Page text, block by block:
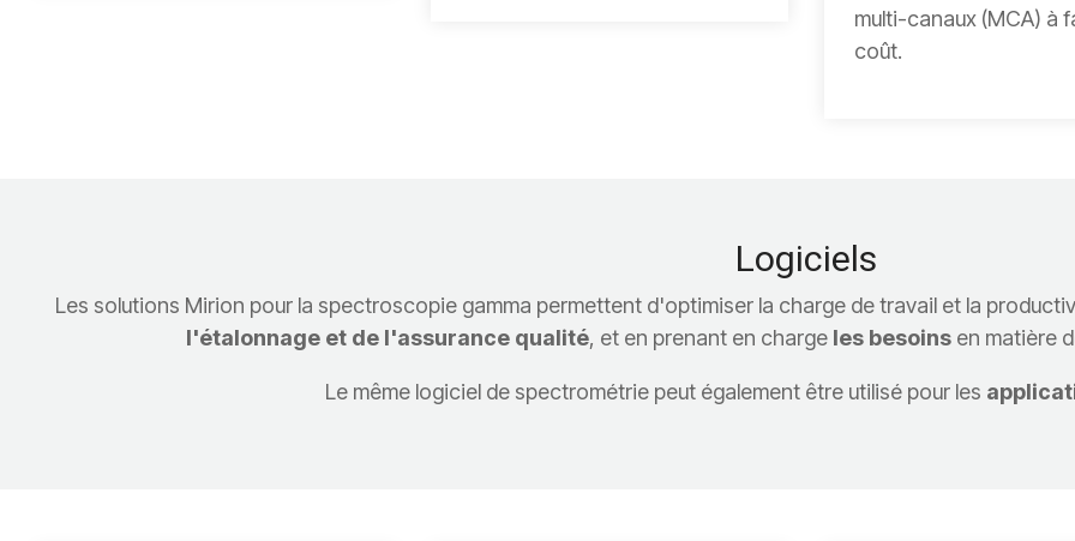
multi-canaux (MCA) à
coût.
Logiciels
Les solutions Mirion pour la spectroscopie gamma permettent d'optimiser la charge de travail et la
l'étalonnage et de l'assurance qualité, et en prenant en charge les besoinsen matière
Le même logiciel de spectrométrie peut également être utilisé pour les